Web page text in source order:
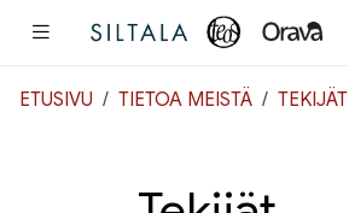
ETUSIVU TIETOA MEISTÄ TEKIJÄT